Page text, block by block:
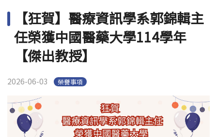
Open submenu (重要連結)
重要連結
(link is external)
【狂賀】醫療資訊學系郭錦輯主
任榮獲中國醫藥大學114學年
【傑出教授】
2026-06-03 榮譽事項